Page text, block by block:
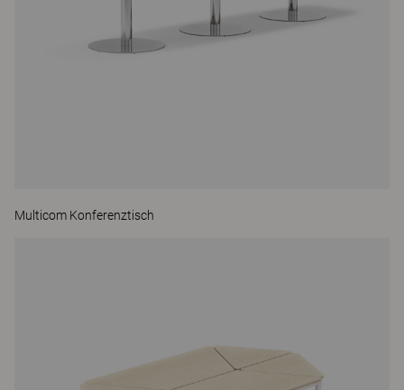
Multicom Konferenztisch